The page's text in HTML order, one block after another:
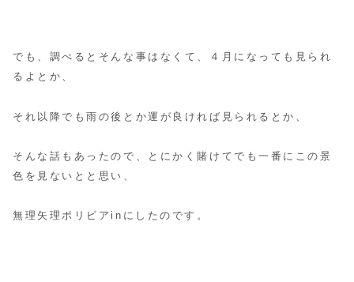
でも、調べるとそんな事はなくて、４月になっても見られ
るよとか、
それ以降でも雨の後とか運が良ければ見られるとか、
そんな話もあったので、とにかく賭けてでも一番にこの景
色を見ないとと思い、
無理矢理ボリビアinにしたのです。